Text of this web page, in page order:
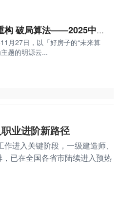
价值重构 破局算法——2025中国不动产AI营销峰会圆满落幕
月27日，以「好房子的“未来算
题的明源云...
业进阶新路径
进入关键阶段，一级建造师、
已在全国各省市陆续进入预热